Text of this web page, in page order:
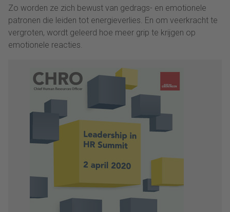
Zo worden ze zich bewust van gedrags- en emotionele
patronen die leiden tot energieverlies. En om veerkracht te
vergroten, wordt geleerd hoe meer grip te krijgen op
emotionele reacties.